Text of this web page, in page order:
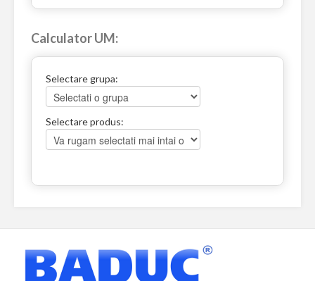
Calculator UM:
Selectare grupa:
Selectare produs: